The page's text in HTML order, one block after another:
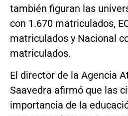
también figuran las
con 1.670 matriculados,
matriculados y Nacional
matriculados.
El director de la Agencia
Saavedra afirmó que las
importancia de la